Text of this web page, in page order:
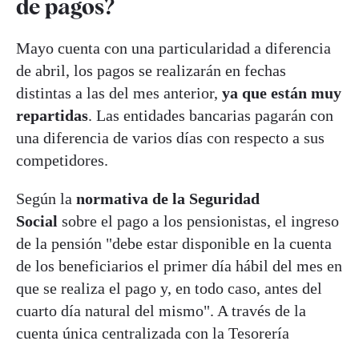
de pagos?
Mayo cuenta con una particularidad a diferencia
de abril, los pagos se realizarán en fechas
distintas a las del mes anterior, ya que están muy
repartidas. Las entidades bancarias pagarán con
una diferencia de varios días con respecto a sus
competidores.
Según la normativa de la Seguridad
Social sobre el pago a los pensionistas, el ingreso
de la pensión "debe estar disponible en la cuenta
de los beneficiarios el primer día hábil del mes en
que se realiza el pago y, en todo caso, antes del
cuarto día natural del mismo". A través de la
cuenta única centralizada con la Tesorería